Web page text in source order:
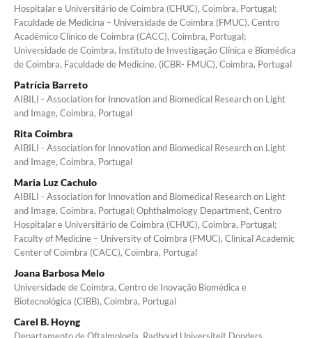
Hospitalar e Universitário de Coimbra (CHUC), Coimbra, Portugal;
Faculdade de Medicina – Universidade de Coimbra (FMUC), Centro
Académico Clínico de Coimbra (CACC), Coimbra, Portugal;
Universidade de Coimbra, Instituto de Investigação Clínica e Biomédica
de Coimbra, Faculdade de Medicine. (iCBR- FMUC), Coimbra, Portugal
Patrícia Barreto
AIBILI - Association for Innovation and Biomedical Research on Light
and Image, Coimbra, Portugal
Rita Coimbra
AIBILI - Association for Innovation and Biomedical Research on Light
and Image, Coimbra, Portugal
Maria Luz Cachulo
AIBILI - Association for Innovation and Biomedical Research on Light
and Image, Coimbra, Portugal; Ophthalmology Department, Centro
Hospitalar e Universitário de Coimbra (CHUC), Coimbra, Portugal;
Faculty of Medicine – University of Coimbra (FMUC), Clinical Academic
Center of Coimbra (CACC), Coimbra, Portugal
Joana Barbosa Melo
Universidade de Coimbra, Centro de Inovação Biomédica e
Biotecnológica (CIBB), Coimbra, Portugal
Carel B. Hoyng